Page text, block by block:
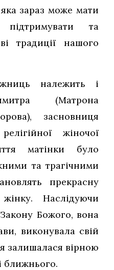
зараз може мати
та
традиції нашого
належить і
(Матрона
засновниця
жіночої
матінки було
та трагічними
прекрасну
Наслідуючи
Божого, вона
виконувала свій
залишалася вірною
ближнього.